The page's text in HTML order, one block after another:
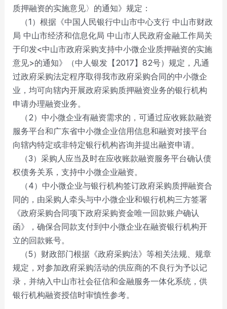
质押融资的实施意见〉的通知》规定：
（1）根据《中国人民银行中山市中心支行 中山市财政
局 中山市经济和信息化局 中山市人民政府金融工作局关
于印发<中山市政府采购支持中小微企业质押融资的实施
意见>的通知》（中人银发【2017】82号）规定，凡通
过政府采购法定程序取得我市政府采购合同的中小微企
业，均可向辖内开展政府采购质押融资业务的银行机构
申请办理融资业务。
（2）中小微企业有融资需求的，可通过应收账款融资
服务平台和广东省中小微企业信用信息和融资对接平台
向辖内特定或非特定银行机构咨询并提出融资申请。
（3）采购人应当及时在应收账款融资服务平台确认债
权债务关系，支持中小微企业融资。
（4）中小微企业与银行机构签订政府采购质押融资合
同的，由采购人牵头与中小微企业和银行机构三方签署
《政府采购合同项下政府采购资金唯一回款账户确认
函》，确保合同款支付到中小微企业在融资银行机构开
立的回款账号。
（5）财政部门根据《政府采购法》等相关法规、规章
规定，对参加政府采购活动的供应商的不良行为予以记
录，并纳入中山市社会征信和金融服务一体化系统，供
银行机构融资授信时审慎性参考。